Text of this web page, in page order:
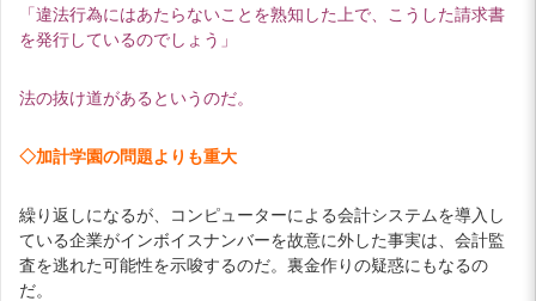
「違法行為にはあたらないことを熟知した上で、こうした請求書
を発行しているのでしょう」
法の抜け道があるというのだ。
◇加計学園の問題よりも重大
繰り返しになるが、コンピューターによる会計システムを導入し
ている企業がインボイスナンバーを故意に外した事実は、会計監
査を逃れた可能性を示唆するのだ。裏金作りの疑惑にもなるの
だ。